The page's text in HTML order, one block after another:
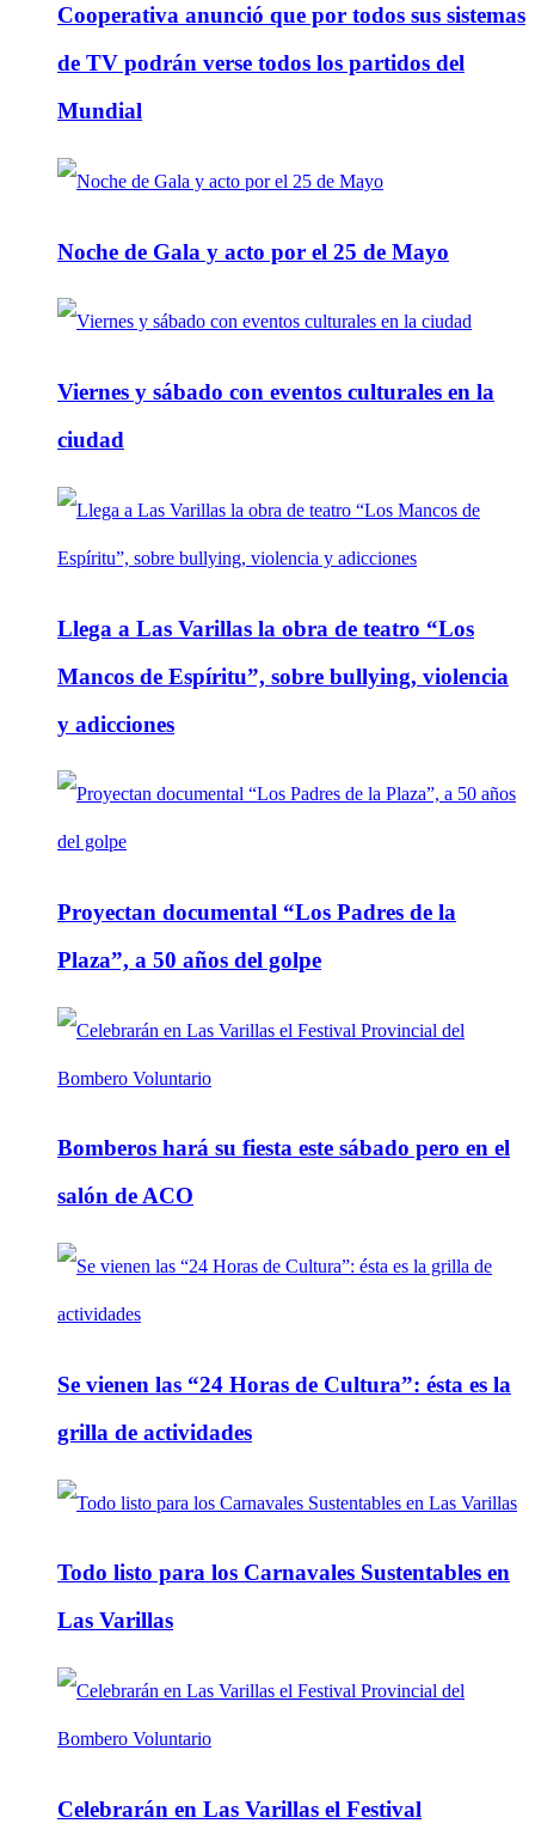
Cooperativa anunció que por todos sus sistemas
de TV podrán verse todos los partidos del
Mundial
Noche de Gala y acto por el 25 de Mayo
Viernes y sábado con eventos culturales en la
ciudad
Llega a Las Varillas la obra de teatro “Los
Mancos de Espíritu”, sobre bullying, violencia
y adicciones
Proyectan documental “Los Padres de la
Plaza”, a 50 años del golpe
Bomberos hará su fiesta este sábado pero en el
salón de ACO
Se vienen las “24 Horas de Cultura”: ésta es la
grilla de actividades
Todo listo para los Carnavales Sustentables en
Las Varillas
Celebrarán en Las Varillas el Festival